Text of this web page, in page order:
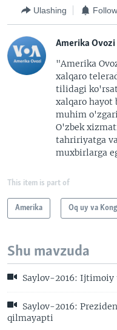
Ulashing
Amerika Ovozi
"Amerika
xalqaro
tilidagi
xalqaro hayot
muhim
O'zbek
tahririyatga
muxbirlarga
This item is part of
Amerika Oq uy va
Shu mavzuda
Saylov-2016:
Saylov-2016:
qilmayapti